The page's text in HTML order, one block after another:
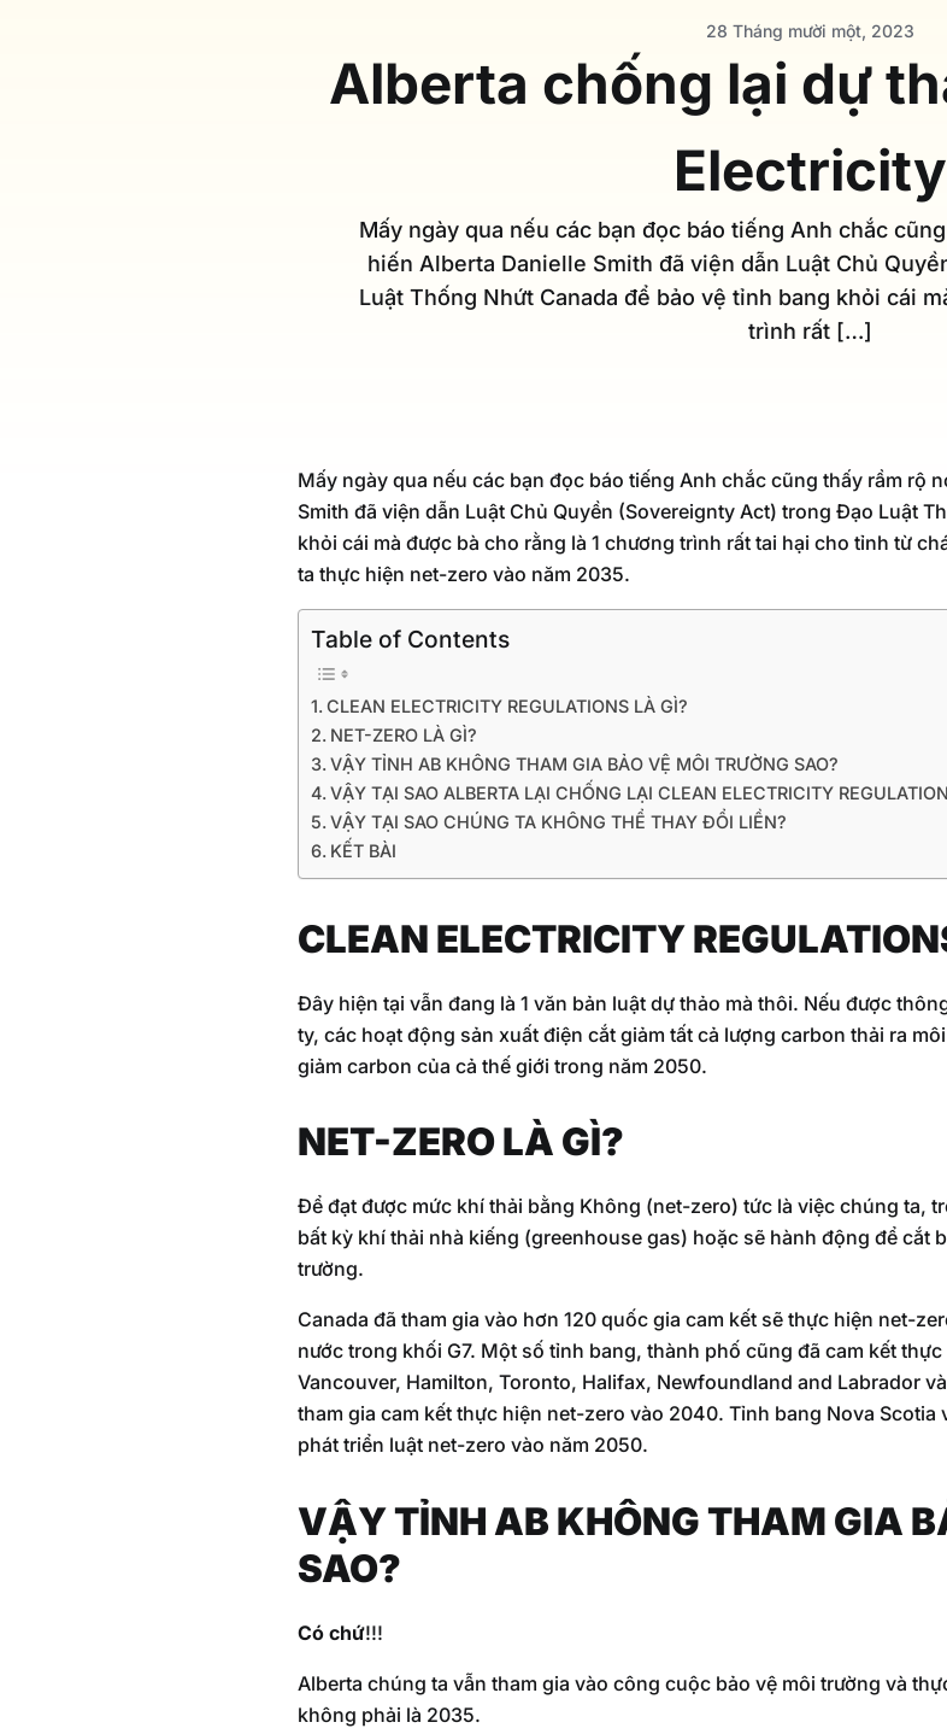
28 Tháng mười một, 2023
Alberta chống lại dự
Electricity
Mấy ngày qua nếu các bạn đọc báo tiếng Anh chắc
hiến Alberta Danielle Smith đã viện dẫn Luật Chủ
Luật Thống Nhứt Canada để bảo vệ tỉnh bang khỏi cái
trình rất […]
Mấy ngày qua nếu các bạn đọc báo tiếng Anh chắc cũng thấy rầm rộ
Smith đã viện dẫn Luật Chủ Quyền (Sovereignty Act) trong Đạo Luật
khỏi cái mà được bà cho rằng là 1 chương trình rất tai hại cho tỉnh từ
ta thực hiện net-zero vào năm 2035.
Table of Contents
CLEAN ELECTRICITY REGULATIONS LÀ GÌ?
NET-ZERO LÀ GÌ?
VẬY TỈNH AB KHÔNG THAM GIA BẢO VỆ MÔI TRƯỜNG SAO?
VẬY TẠI SAO ALBERTA LẠI CHỐNG LẠI CLEAN ELECTRICITY
VẬY TẠI SAO CHÚNG TA KHÔNG THỂ THAY ĐỔI LIỀN?
KẾT BÀI
CLEAN ELECTRICITY
Đây hiện tại vẫn đang là 1 văn bản luật dự thảo mà thôi. Nếu được
ty, các hoạt động sản xuất điện cắt giảm tất cả lượng carbon thải ra
giảm carbon của cả thế giới trong năm 2050.
NET-ZERO LÀ GÌ?
Để đạt được mức khí thải bằng Không (net-zero) tức là việc chúng ta,
bất kỳ khí thải nhà kiếng (greenhouse gas) hoặc sẽ hành động để cắt
trường.
Canada đã tham gia vào hơn 120 quốc gia cam kết sẽ thực hiện net-
nước trong khối G7. Một số tỉnh bang, thành phố cũng đã cam kết
Vancouver, Hamilton, Toronto, Halifax, Newfoundland and Labrador
tham gia cam kết thực hiện net-zero vào 2040. Tỉnh bang Nova
phát triển luật net-zero vào năm 2050.
VẬY TỈNH AB KHÔNG THAM GIA
SAO?
Có chứ!!!
Alberta chúng ta vẫn tham gia vào công cuộc bảo vệ môi trường và
không phải là 2035.